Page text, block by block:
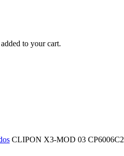
to your cart.
CLIPON X3-MOD 03 CP6006C2